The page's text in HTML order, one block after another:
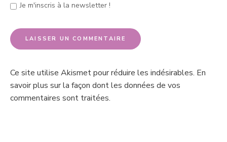
Je m'inscris à la newsletter !
Ce site utilise Akismet pour réduire les indésirables. En
savoir plus sur la façon dont les données de vos
commentaires sont traitées.